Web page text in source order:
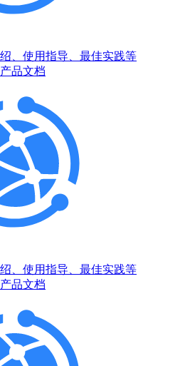
、使用指导、最佳实践等
品文档
、使用指导、最佳实践等
品文档